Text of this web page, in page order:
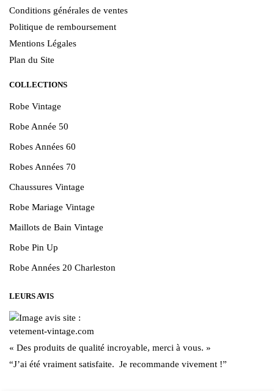
Conditions générales de ventes
Politique de remboursement
Mentions Légales
Plan du Site
COLLECTIONS
Robe Vintage
Robe Année 50
Robes Années 60
Robes Années 70
Chaussures Vintage
Robe Mariage Vintage
Maillots de Bain Vintage
Robe Pin Up
Robe Années 20 Charleston
LEURS AVIS
« Des produits de qualité incroyable, merci à vous. »
“J’ai été vraiment satisfaite. Je recommande vivement !”